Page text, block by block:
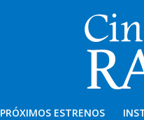
PRÓXIMOS ESTRENOS